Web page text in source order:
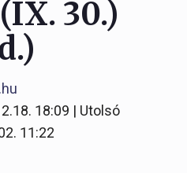
30.)
18:09 | Utolsó
11:22